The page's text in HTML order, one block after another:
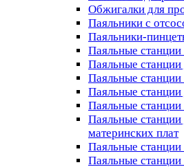
Обжигалки для
Паяльники с
Паяльники-
Паяльные
Паяльные
Паяльные
Паяльные станции
Паяльные
Паяльные станции
материнских плат
Паяльные
Паяльные